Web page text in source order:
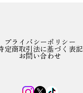
プライバシーポリシー
定商取引法に基づく表記
お問い合わせ